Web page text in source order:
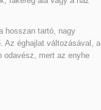
hosszan tartó, nagy
Az éghajlat változásával, a
odavész, mert az enyhe